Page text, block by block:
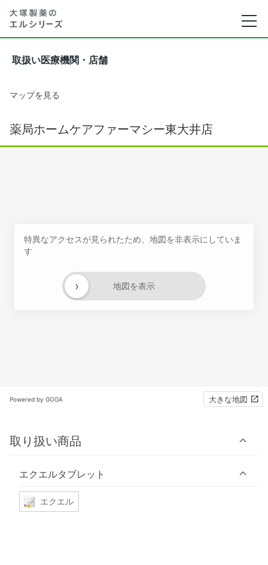
取扱い医療機関・店舗
マップを見る
薬局ホームケアファーマシー東大井店
特異なアクセスが見られたため、地図を非表示にしていま
す
地図を表示
›
Powered by GOGA 大きな地図
取り扱い商品
エクエルタブレット
エクエル